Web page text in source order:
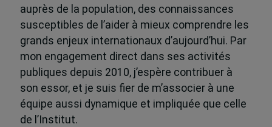
auprès de la population, des connaissances
susceptibles de l’aider à mieux comprendre les
grands enjeux internationaux d’aujourd’hui. Par
mon engagement direct dans ses activités
publiques depuis 2010, j’espère contribuer à
son essor, et je suis fier de m’associer à une
équipe aussi dynamique et impliquée que celle
de l’Institut.